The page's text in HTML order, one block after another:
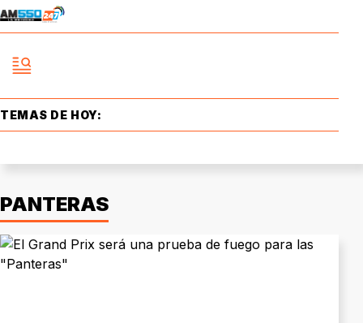
TEMAS DE HOY:
PANTERAS